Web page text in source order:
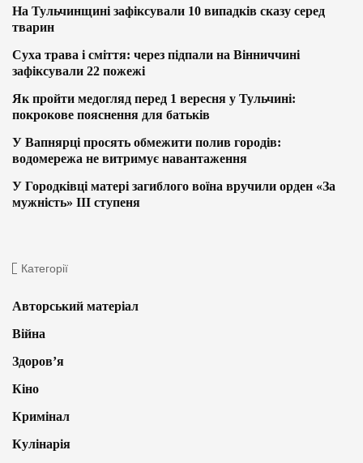
На Тульчинщині зафіксували 10 випадків сказу серед
тварин
Суха трава і сміття: через підпали на Вінниччині
зафіксували 22 пожежі
Як пройти медогляд перед 1 вересня у Тульчині:
покрокове пояснення для батьків
У Вапнярці просять обмежити полив городів:
водомережа не витримує навантаження
У Городківці матері загиблого воїна вручили орден «За
мужність» ІІІ ступеня
Категорії
Авторський матеріал
Війна
Здоров’я
Кіно
Кримінал
Кулінарія